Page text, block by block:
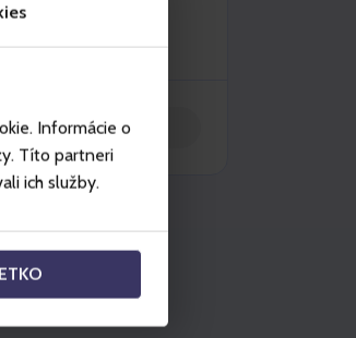
Informácie o
Títo partneri
ich služby.
Warenkorb legen